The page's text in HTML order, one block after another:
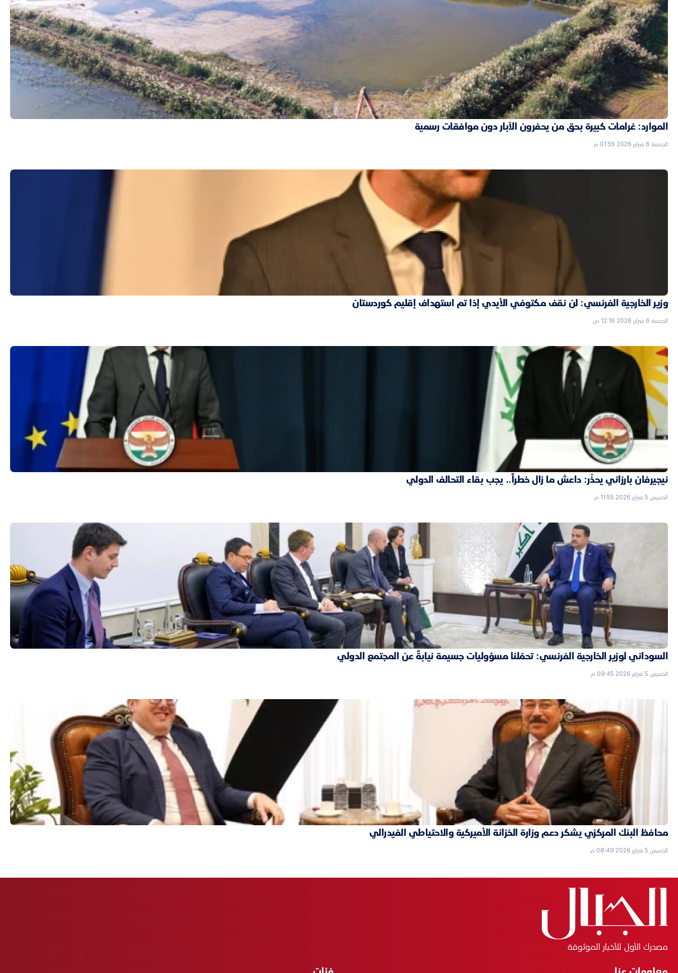
الموارد: غرامات كبيرة بحق من يحفرون الآبار دون موافقات رسمية
الجمعة 6 فبراير 2026 01:55 م
وزير الخارجية الفرنسي: لن نقف مكتوفي الأيدي إذا تم استهداف إقليم كوردستان
الجمعة 6 فبراير 2026 12:16 ص
نيجيرفان بارزاني يحذّر: داعش ما زال خطراً.. يجب بقاء التحالف الدولي
الخميس 5 فبراير 2026 11:55 م
السوداني لوزير الخارجية الفرنسي: تحمّلنا مسؤوليات جسيمة نيابةً عن المجتمع الدولي
الخميس 5 فبراير 2026 09:45 م
محافظ البنك المركزي يشكر دعم وزارة الخزانة الأميركية والاحتياطي الفيدرالي
الخميس 5 فبراير 2026 08:49 م
مصدرك الأول للأخبار الموثوقة